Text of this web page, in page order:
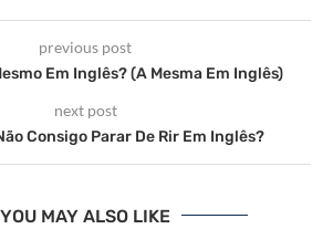
previous post
Em Inglês? (A Mesma Em Inglês)
next post
Consigo Parar De Rir Em Inglês?
YOU MAY ALSO LIKE